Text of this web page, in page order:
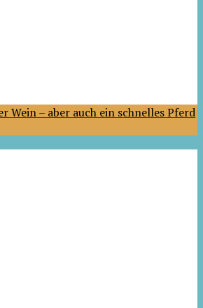
Wein – aber auch ein schnelles Pferd